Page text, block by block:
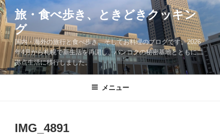
コ
ン
テ
ン
ツ
へ
ス
旅・食べ歩き、ときどきクッキン
グ
国内・海外の旅行と食べ歩き、そしてお料理のブログです。2026
年4月から札幌で新生活を再開し、バンコクの秘密基地とともに二
拠点生活に移行しました。
メニュー
IMG_4891